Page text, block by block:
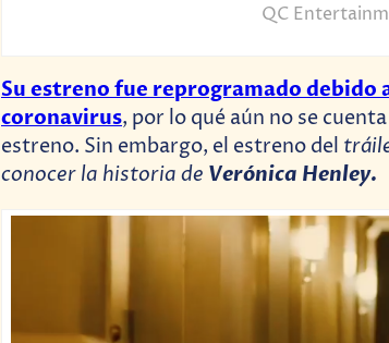
QC
Su estreno fue reprogramado
coronavirus, por lo qué aún no se
estreno. Sin embargo, el estreno del
conocer la historia de Verónica Henley.